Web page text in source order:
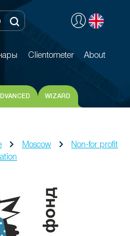
Clientometer About
Clientometer About
WIZARD
Moscow
Non-for profit